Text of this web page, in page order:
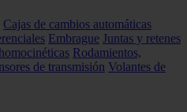
Cajas de cambios automáticas
Embrague Juntas y retenes
Rodamientos,
de transmisión Volantes de